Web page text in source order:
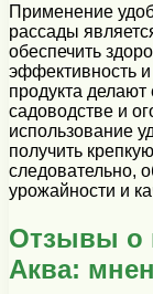
Применение
рассады
обеспечить
эффективность и
продукта
садоводстве и
использование
получить
следовательно,
урожайности и
Отзывы о
Аква: